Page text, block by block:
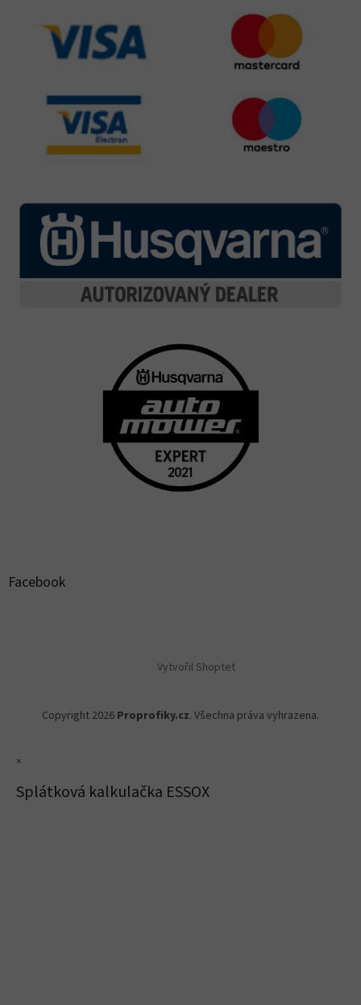
Facebook
Vytvořil Shoptet
Copyright 2026 Proprofiky.cz. Všechna práva vyhrazena.
×
Splátková kalkulačka ESSOX